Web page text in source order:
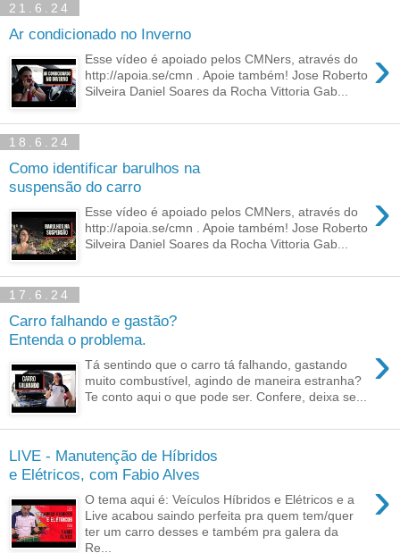
21.6.24
Ar condicionado no Inverno
›
Esse vídeo é apoiado pelos CMNers, através do
http://apoia.se/cmn . Apoie também! Jose Roberto
Silveira Daniel Soares da Rocha Vittoria Gab...
18.6.24
Como identificar barulhos na
suspensão do carro
›
Esse vídeo é apoiado pelos CMNers, através do
http://apoia.se/cmn . Apoie também! Jose Roberto
Silveira Daniel Soares da Rocha Vittoria Gab...
17.6.24
Carro falhando e gastão?
Entenda o problema.
›
Tá sentindo que o carro tá falhando, gastando
muito combustível, agindo de maneira estranha?
Te conto aqui o que pode ser. Confere, deixa se...
LIVE - Manutenção de Híbridos
e Elétricos, com Fabio Alves
›
O tema aqui é: Veículos Híbridos e Elétricos e a
Live acabou saindo perfeita pra quem tem/quer
ter um carro desses e também pra galera da
Re...